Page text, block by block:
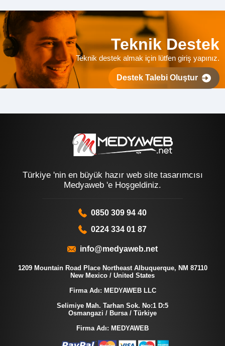
Teknik Destek
Teknik destek almak için lütfen giriş yapınız.
Destek Talebi Oluştur
Türkiye 'nin en büyük hazır web site tasarımcısı
Medyaweb 'e Hoşgeldiniz.
0850 309 94 40
0224 334 01 87
info@medyaweb.net
1209 Mountain Road Place Northeast Albuquerque, NM 87110
New Mexico / United States
Firma Adı: MEDYAWEB LLC
Selimiye Mah. Tarhan Sok. No:1 D:5
Osmangazi / Bursa / Türkiye
Firma Adı: MEDYAWEB